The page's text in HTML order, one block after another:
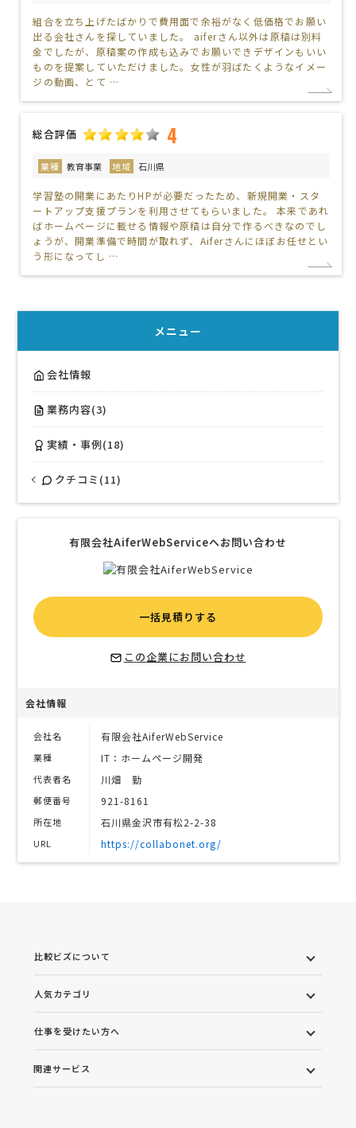
組合を立ち上げたばかりで費用面で余裕がなく低価格でお願い
出る会社さんを探していました。 aiferさん以外は原稿は別料
金でしたが、原稿案の作成も込みでお願いできデザインもいい
ものを提案していただけました。女性が羽ばたくようなイメー
ジの動画、とて …
総合評価 4
業種 教育事業 地域 石川県
学習塾の開業にあたりHPが必要だったため、新規開業・スタ
ートアップ支援プランを利用させてもらいました。 本来であれ
ばホームページに載せる情報や原稿は自分で作るべきなのでし
ょうが、開業準備で時間が取れず、Aiferさんにほぼお任せとい
う形になってし …
メニュー
会社情報
業務内容(3)
実績・事例(18)
クチコミ(11)
有限会社AiferWebServiceへお問い合わせ
一括見積りする
この企業にお問い合わせ
会社情報
会社名 有限会社AiferWebService
業種 IT：ホームページ開発
代表者名 川畑 勤
郵便番号 921-8161
所在地 石川県金沢市有松2-2-38
URL https://collabonet.org/
比較ビズについて
人気カテゴリ
仕事を受けたい方へ
関連サービス